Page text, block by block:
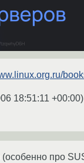
18:51:11 +00:00)
про